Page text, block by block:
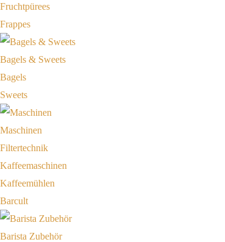
Fruchtpürees
Frappes
Bagels & Sweets
Bagels
Sweets
Maschinen
Filtertechnik
Kaffeemaschinen
Kaffeemühlen
Barcult
Barista Zubehör